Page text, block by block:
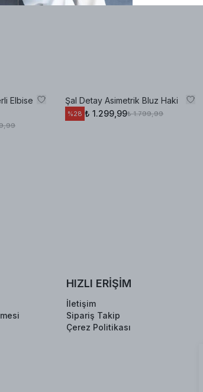
Elbise
Şal Detay Asimetrik Bluz Haki
%28 ₺ 1.299,99₺ 1.799,99
HIZLI ERİŞİM
İletişim
Sipariş Takip
Çerez Politikası